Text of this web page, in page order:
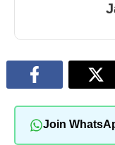
Join